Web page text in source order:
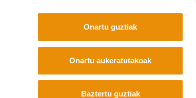
Onartu guztiak
Onartu aukeratutakoak
Baztertu guztiak